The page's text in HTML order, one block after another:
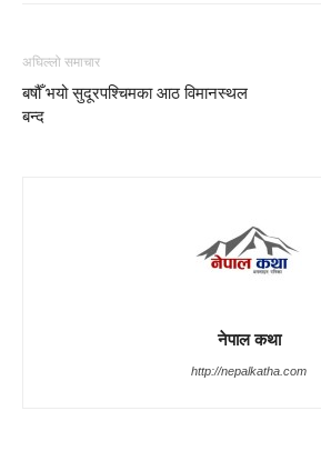
अघिल्लो समाचार
बषौँ भयो सुदूरपश्चिमका आठ विमानस्थल
बन्द
नेपाल कथा
http://nepalkatha.com